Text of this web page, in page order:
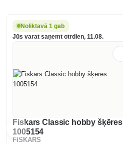
Noliktavā 1 gab
Jūs varat saņemt otrdien, 11.08.
Fiskars Classic hobby šķēres
1005154
FISKARS